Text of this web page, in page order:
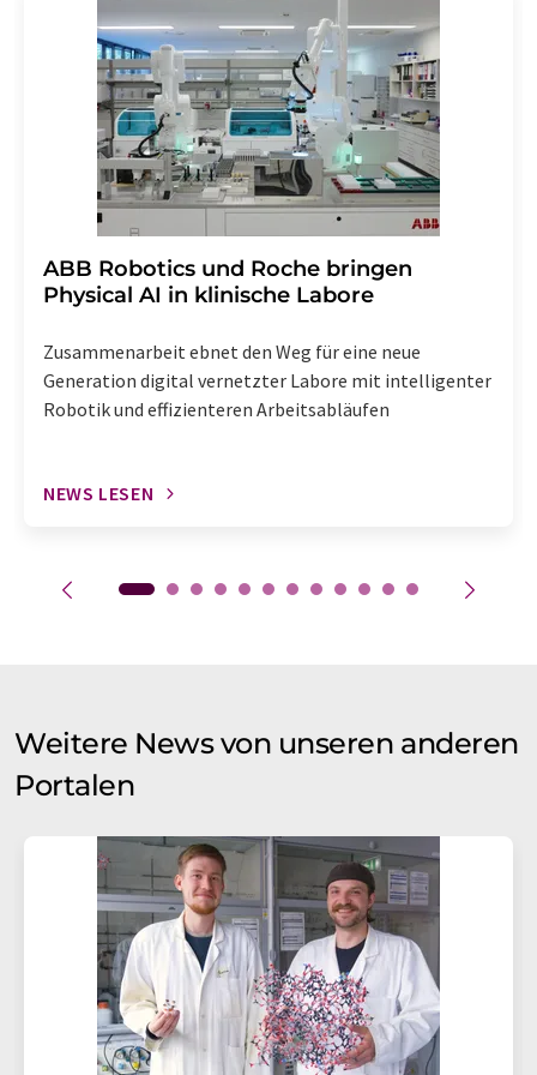
widerruf@lumitos.commit Wirkung für die Zukunft
widerrufen. Zudem ist in jeder E-Mail ein Link zur
Abbestellung des entsprechenden Newsletters
enthalten.
​​​​​​​ABB Robotics und Roche bringen
Physical AI in klinische Labore
Zusammenarbeit ebnet den Weg für eine neue
Generation digital vernetzter Labore mit intelligenter
Robotik und effizienteren Arbeitsabläufen
NEWS LESEN
Weitere News von unseren anderen
Portalen